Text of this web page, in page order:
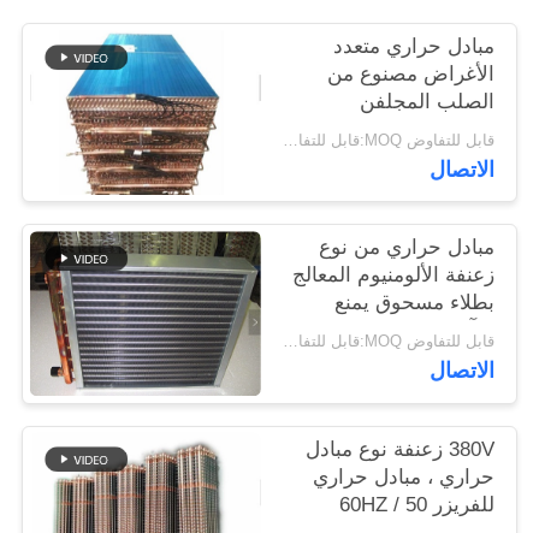
POLICY
مبادل حراري متعدد
الأغراض مصنوع من
الصلب المجلفن
قابل للتفاوض MOQ:قابل للتفاوض
الاتصال
مبادل حراري من نوع
زعنفة الألومنيوم المعالج
بطلاء مسحوق يمنع
التآكل
قابل للتفاوض MOQ:قابل للتفاوض
الاتصال
380V زعنفة نوع مبادل
حراري ، مبادل حراري
للفريزر 50 / 60HZ